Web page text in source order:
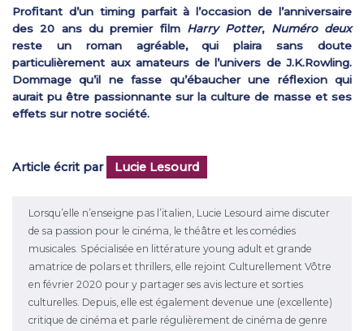
Profitant d’un timing parfait à l’occasion de l’anniversaire
des 20 ans du premier film Harry Potter, Numéro deux
reste un roman agréable, qui plaira sans doute
particulièrement aux amateurs de l’univers de J.K.Rowling.
Dommage qu’il ne fasse qu’ébaucher une réflexion qui
aurait pu être passionnante sur la culture de masse et ses
effets sur notre société.
Article écrit par Lucie Lesourd
Lorsqu’elle n’enseigne pas l’italien, Lucie Lesourd aime discuter
de sa passion pour le cinéma, le théâtre et les comédies
musicales. Spécialisée en littérature young adult et grande
amatrice de polars et thrillers, elle rejoint Culturellement Vôtre
en février 2020 pour y partager ses avis lecture et sorties
culturelles. Depuis, elle est également devenue une (excellente)
critique de cinéma et parle régulièrement de cinéma de genre